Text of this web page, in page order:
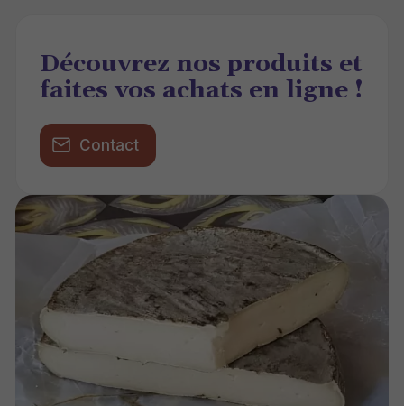
Découvrez nos produits et
faites vos achats en ligne !
Contact